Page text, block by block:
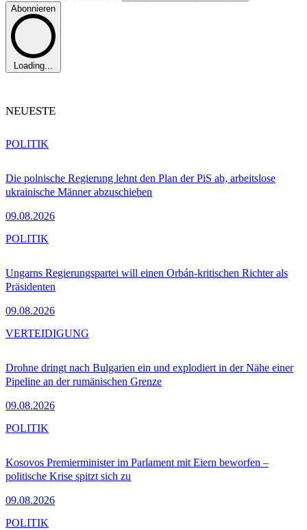
Abonnieren
Loading...
NEUESTE
Die polnische Regierung lehnt den Plan der PiS ab, arbeitslose
ukrainische Männer abzuschieben
09.08.2026
POLITIK
Ungarns Regierungspartei will einen Orbán-kritischen Richter als
Präsidenten
09.08.2026
POLITIK
Drohne dringt nach Bulgarien ein und explodiert in der Nähe einer
Pipeline an der rumänischen Grenze
09.08.2026
VERTEIDIGUNG
Kosovos Premierminister im Parlament mit Eiern beworfen –
politische Krise spitzt sich zu
09.08.2026
POLITIK
POLITIK